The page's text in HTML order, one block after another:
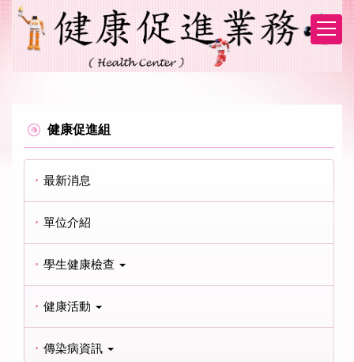
健康促進組
最新消息
單位介紹
學生健康檢查
健康活動
傳染病資訊